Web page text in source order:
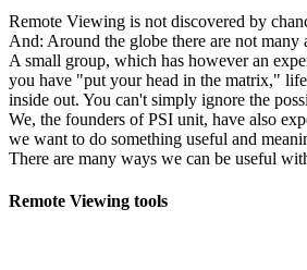
Remote Viewing is not discovered by
And: Around the globe there are not many
A small group, which has however an
you have "put your head in the matrix,"
inside out. You can't simply ignore the
We, the founders of PSI unit, have also
we want to do something useful and
There are many ways we can be useful
Remote Viewing tools